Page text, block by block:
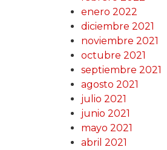
enero 2022
diciembre 2021
noviembre 2021
octubre 2021
septiembre 2021
agosto 2021
julio 2021
junio 2021
mayo 2021
abril 2021